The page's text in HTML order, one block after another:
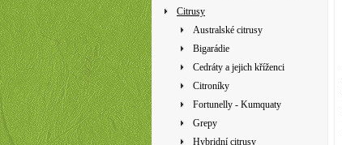
Citrusy
Australské citrusy
Bigarádie
Cedráty a jejich kříženci
Citroníky
Fortunelly - Kumquaty
Grepy
Hybridní citrusy